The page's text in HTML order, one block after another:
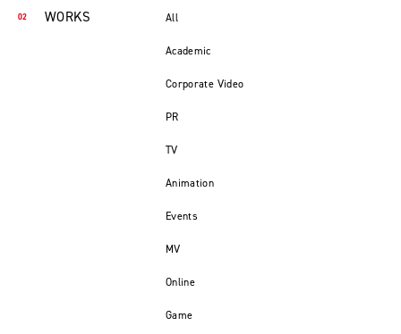
WORKS All
Academic
Corporate Video
PR
TV
Animation
Events
MV
Online
Game